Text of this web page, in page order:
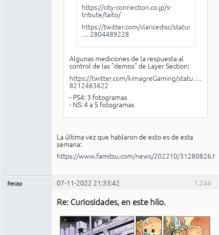
https://city-connection.co.jp/s-
tribute/taito/
https://twitter.com/claricedisc/status/
… 2804489228
Algunas mediciones de la respuesta al
control de las "demos" de Layer Section:
https://twitter.com/kimagreGaming/statu …
8212463622
- PS4: 3 fotogramas
- NS: 4 a 5 fotogramas
La última vez que hablaron de esto es de esta
semana:
https://www.famitsu.com/news/202210/
1.244
Recap 07-11-2022 21:33:42
Re: Curiosidades, en este hilo.